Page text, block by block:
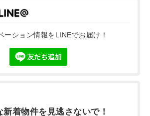
ーション情報をLINEでお届け！
新着物件を 見逃さないで！